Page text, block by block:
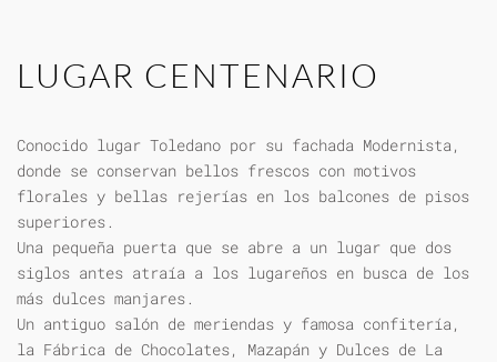
LUGAR CENTENARIO
Conocido lugar Toledano por su fachada Modernista,
donde se conservan bellos frescos con motivos
florales y bellas rejerías en los balcones de pisos
superiores.
Una pequeña puerta que se abre a un lugar que dos
siglos antes atraía a los lugareños en busca de los
más dulces manjares.
Un antiguo salón de meriendas y famosa confitería,
la Fábrica de Chocolates, Mazapán y Dulces de La